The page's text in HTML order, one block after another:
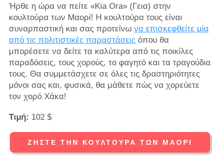
Ήρθε η ώρα να πείτε «Kia Ora» (Γεια) στην
κουλτούρα των Μαορί! Η κουλτούρα τους είναι
συναρπαστική και σας προτείνω να επισκεφθείτε μία
από τις πολιτιστικές παραστάσεις όπου θα
μπορέσετε να δείτε τα καλύτερα από τις ποικίλες
παραδόσεις, τους χορούς, το φαγητό και τα τραγούδια
τους. Θα συμμετάσχετε σε όλες τις δραστηριότητες
μόνοι σας και, φυσικά, θα μάθετε πώς να χορεύετε
τον χορό Χάκα!
Τιμή: 102 $
ΖΉΣΤΕ ΤΗΝ ΚΟΥΛΤΟΎΡΑ ΤΩΝ ΜΑΟΡΊ